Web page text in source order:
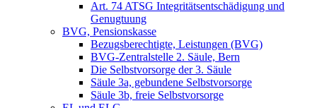
Art. 74 ATSG Integritätsentschädigung und
Genugtuung
BVG, Pensionskasse
Bezugsberechtigte, Leistungen (BVG)
BVG-Zentralstelle 2. Säule, Bern
Die Selbstvorsorge der 3. Säule
Säule 3a, gebundene Selbstvorsorge
Säule 3b, freie Selbstvorsorge